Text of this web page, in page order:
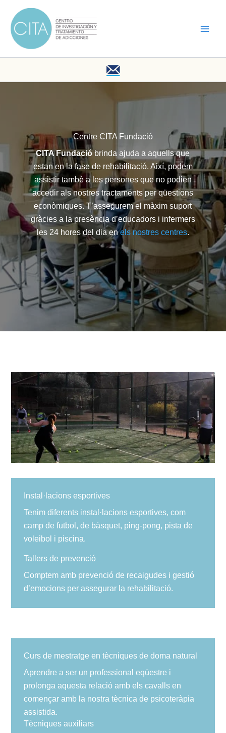
contingut
Centre CITA Fundació
CITA Fundació brinda ajuda a aquells que
estan en la fase de rehabilitació. Així, podem
assistir també a les persones que no podien
accedir als nostres tractaments per qüestions
econòmiques. T’assegurem el màxim suport
gràcies a la presència d’educadors i infermers
les 24 hores del dia enels nostres centres.
Instal·lacions esportives
Tenim diferents instal·lacions esportives, com
camp de futbol, de bàsquet, ping-pong, pista de
voleibol i piscina.
Tallers de prevenció
Comptem amb prevenció de recaigudes i gestió
d’emocions per assegurar la rehabilitació.
Curs de mestratge en tècniques de doma natural
Aprendre a ser un professional eqüestre i
prolonga aquesta relació amb els cavalls en
començar amb la nostra tècnica de psicoteràpia
assistida.
Tècniques auxiliars